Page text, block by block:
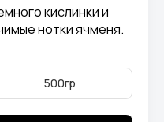
кислинки и
нотки ячменя.
500гр